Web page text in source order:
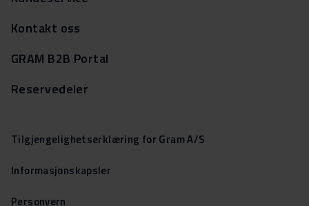
Kontakt oss
GRAM B2B Portal
Reservedeler
Tilgjengelighetserklæring for Gram A/S
Informasjonskapsler
Personvern